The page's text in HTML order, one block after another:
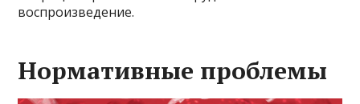
воспроизведение.
Нормативные проблемы